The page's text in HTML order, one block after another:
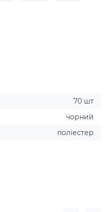
70 шт
чорний
поліестер